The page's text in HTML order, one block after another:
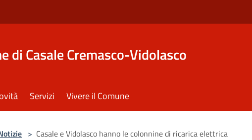
di Casale Cremasco-Vidolasco
Servizi Vivere il Comune
> Casale e Vidolasco hanno le colonnine di ricarica elettrica